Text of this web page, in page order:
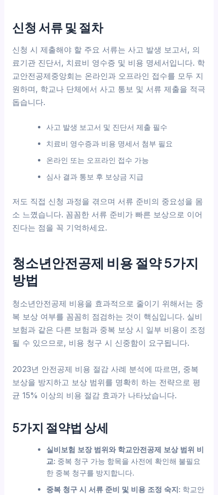
신청 서류 및 절차
신청 시 제출해야 할 주요 서류는 사고 발생 보고서, 의
료기관 진단서, 치료비 영수증 및 비용 명세서입니다. 학
교안전공제중앙회는 온라인과 오프라인 접수를 모두 지
원하며, 학교나 단체에서 사고 통보 및 서류 제출을 적극
돕습니다.
사고 발생 보고서 및 진단서 제출 필수
치료비 영수증과 비용 명세서 첨부 필요
온라인 또는 오프라인 접수 가능
심사 결과 통보 후 보상금 지급
저도 직접 신청 과정을 겪으며 서류 준비의 중요성을 몸
소 느꼈습니다. 꼼꼼한 서류 준비가 빠른 보상으로 이어
진다는 점을 꼭 기억하세요.
청소년안전공제 비용 절약 5가지
방법
청소년안전공제 비용을 효과적으로 줄이기 위해서는 중
복 보상 여부를 꼼꼼히 점검하는 것이 핵심입니다. 실비
보험과 같은 다른 보험과 중복 보상 시 일부 비용이 조정
될 수 있으므로, 비용 청구 시 신중함이 요구됩니다.
2023년 안전공제 비용 절감 사례 분석에 따르면, 중복
보상을 방지하고 보상 범위를 명확히 하는 전략으로 평
균 15% 이상의 비용 절감 효과가 나타났습니다.
5가지 절약법 상세
실비보험 보장 범위와 학교안전공제 보상 범위 비
교: 중복 청구 가능 항목을 사전에 확인해 불필요
한 중복 청구를 방지합니다.
중복 청구 시 서류 준비 및 비용 조정 숙지: 학교안